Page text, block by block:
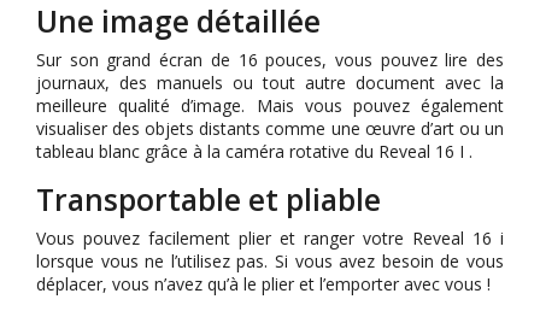
Une image détaillée
Sur son grand écran de 16 pouces, vous pouvez lire des
journaux, des manuels ou tout autre document avec la
meilleure qualité d’image. Mais vous pouvez également
visualiser des objets distants comme une œuvre d’art ou un
tableau blanc grâce à la caméra rotative du Reveal 16 I .
Transportable et pliable
Vous pouvez facilement plier et ranger votre Reveal 16 i
lorsque vous ne l’utilisez pas. Si vous avez besoin de vous
déplacer, vous n’avez qu’à le plier et l’emporter avec vous !